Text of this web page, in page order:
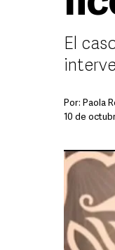
El
Por: Paola
10 de